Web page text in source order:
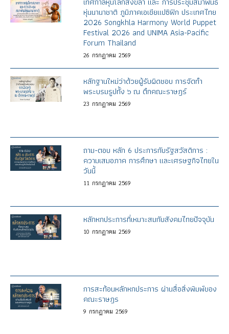
หุ่นนานาชาติ ภูมิภาคเอเชียแปซิฟิก ประเทศไทย
2026 Songkhla Harmony World Puppet
Festival 2026 and UNIMA Asia-Pacific
Forum Thailand
26 กรกฎาคม 2569
หลักฐานใหม่ว่าด้วยผู้รับผิดชอบ การจัดทำ
พระบรมรูปทั้ง ๖ ณ ตึกคณะราษฎร์
23 กรกฎาคม 2569
ถาม-ตอบ หลัก 6 ประการกับรัฐสวัสดิการ :
ความเสมอภาค การศึกษา และเศรษฐกิจไทยใน
วันนี้
11 กรกฎาคม 2569
หลักหกประการที่เหมาะสมกับสังคมไทยปัจจุบัน
10 กรกฎาคม 2569
การสะท้อนหลักหกประการ ผ่านสื่อสิ่งพิมพ์ของ
คณะราษฎร
9 กรกฎาคม 2569